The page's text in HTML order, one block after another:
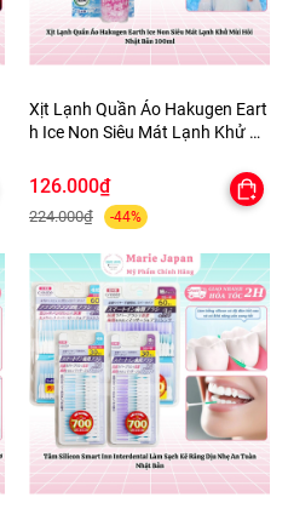
Xịt Lạnh Quần Áo Hakugen Eart
h Ice Non Siêu Mát Lạnh Khử M
126.000₫
224.000₫ -44%